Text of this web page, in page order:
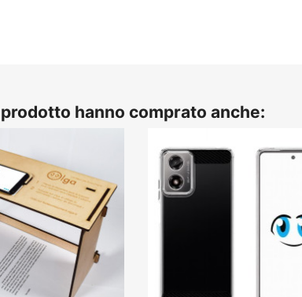
hanno comprato anche: